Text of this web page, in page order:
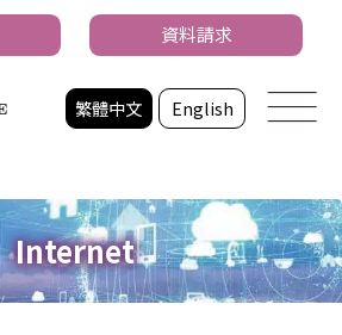
繁體中文 English
資料請求
Internet